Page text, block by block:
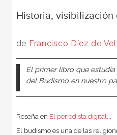
Historia, visibilización
de Francisco Díez de
El primer libro que
del Budismo en nuestro
Reseña en El periodista digital
El budismo es una de las